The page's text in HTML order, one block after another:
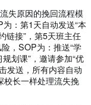
失原因的挽回流程模
：第1天自动发送“本
链接”，第5天班主任
，SOP为：推送“学
划课”，邀请参加“优
发送，所有内容自动
校长一样处理流失挽